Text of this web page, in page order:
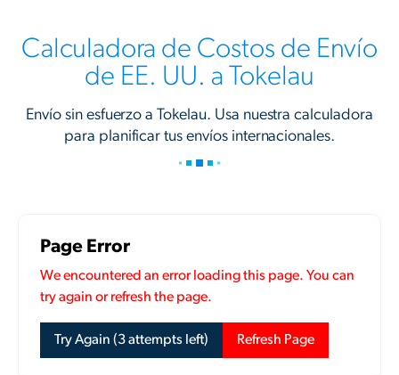
Calculadora de Costos de Envío
de EE. UU. a Tokelau
Envío sin esfuerzo a Tokelau. Usa nuestra calculadora
para planificar tus envíos internacionales.